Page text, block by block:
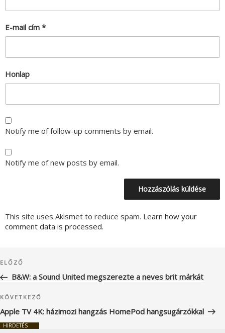
E-mail cím *
Honlap
Notify me of follow-up comments by email.
Notify me of new posts by email.
This site uses Akismet to reduce spam. Learn how your
comment data is processed.
navigáció
Korábbi
bejegyzés
ELŐZŐ
B&W: a Sound United megszerezte a neves brit márkát
Következő
bejegyzés
KÖVETKEZŐ
Apple TV 4K: házimozi hangzás HomePod hangsugárzókkal
HIRDETÉS